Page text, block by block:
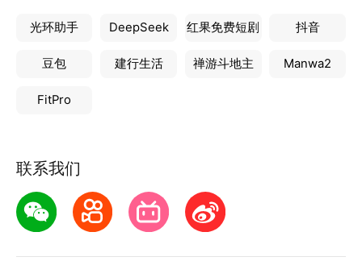
光环助手 DeepSeek 红果免费短剧 抖音
豆包 建行生活 禅游斗地主 Manwa2
FitPro
联系我们